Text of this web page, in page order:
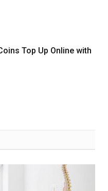
Top Up Online with